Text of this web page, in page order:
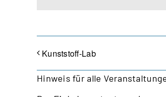
Kunststoff-Lab
Hinweis für alle